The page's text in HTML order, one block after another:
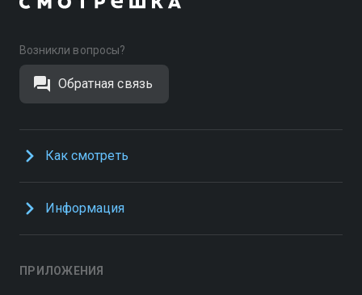
Возникли вопросы?
Обратная связь
Как смотреть
Информация
ПРИЛОЖЕНИЯ